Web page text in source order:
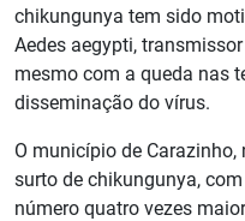
chikungunya tem sido
Aedes aegypti,
mesmo com a queda nas
disseminação do vírus.
O município de
surto de chikungunya,
número quatro vezes